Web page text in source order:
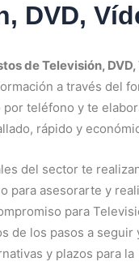
DVD,
de Televisión,
a través del
teléfono y te
rápido y
del sector te
para asesorarte y
para
de los pasos a seguir
y plazos para la